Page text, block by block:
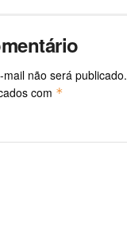
não será publicado.
com *